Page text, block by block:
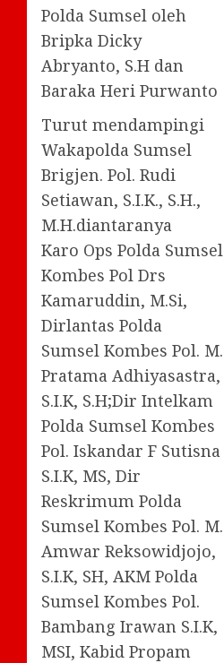
Polda Sumsel oleh
Bripka Dicky
Abryanto, S.H dan
Baraka Heri Purwanto
Turut mendampingi
Wakapolda Sumsel
Brigjen. Pol. Rudi
Setiawan, S.I.K., S.H.,
M.H.diantaranya
Karo Ops Polda Sumsel
Kombes Pol Drs
Kamaruddin, M.Si,
Dirlantas Polda
Sumsel Kombes Pol. M.
Pratama Adhiyasastra,
S.I.K, S.H;Dir Intelkam
Polda Sumsel Kombes
Pol. Iskandar F Sutisna
S.I.K, MS, Dir
Reskrimum Polda
Sumsel Kombes Pol. M.
Amwar Reksowidjojo,
S.I.K, SH, AKM Polda
Sumsel Kombes Pol.
Bambang Irawan S.I.K,
MSI, Kabid Propam